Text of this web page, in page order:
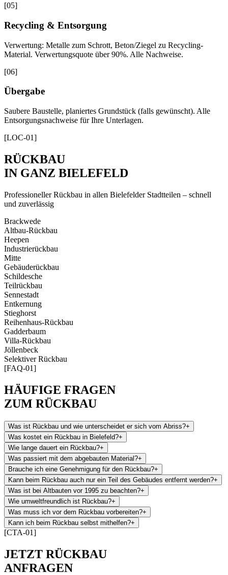
[05]
Recycling & Entsorgung
Verwertung: Metalle zum Schrott, Beton/Ziegel zu Recycling-
Material. Verwertungsquote über 90%. Alle Nachweise.
[06]
Übergabe
Saubere Baustelle, planiertes Grundstück (falls gewünscht). Alle
Entsorgungsnachweise für Ihre Unterlagen.
[LOC-01]
RÜCKBAU
IN GANZ BIELEFELD
Professioneller Rückbau in allen Bielefelder Stadtteilen – schnell
und zuverlässig
Brackwede
Altbau-Rückbau
Heepen
Industrierückbau
Mitte
Gebäuderückbau
Schildesche
Teilrückbau
Sennestadt
Entkernung
Stieghorst
Reihenhaus-Rückbau
Gadderbaum
Villa-Rückbau
Jöllenbeck
Selektiver Rückbau
[FAQ-01]
HÄUFIGE FRAGEN
ZUM RÜCKBAU
Was ist Rückbau und wie unterscheidet er sich vom Abriss?+
Was kostet ein Rückbau in Bielefeld?+
Wie lange dauert ein Rückbau?+
Was passiert mit dem abgebauten Material?+
Brauche ich eine Genehmigung für den Rückbau?+
Kann beim Rückbau auch nur ein Teil des Gebäudes entfernt werden?+
Was ist bei Altbauten vor 1995 zu beachten?+
Wie umweltfreundlich ist Rückbau?+
Was muss ich vor dem Rückbau vorbereiten?+
Kann ich beim Rückbau selbst mithelfen?+
[CTA-01]
JETZT RÜCKBAU
ANFRAGEN